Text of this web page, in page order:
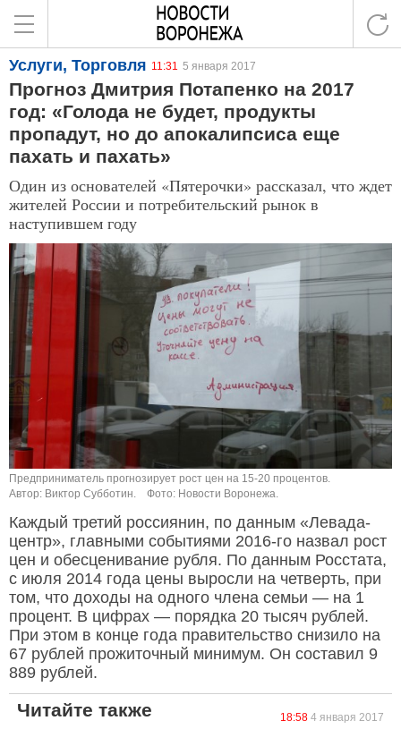
Услуги, Торговля 11:31 5 января 2017
Прогноз Дмитрия Потапенко на 2017
год: «Голода не будет, продукты
пропадут, но до апокалипсиса еще
пахать и пахать»
Один из основателей «Пятерочки» рассказал, что ждет
жителей России и потребительский рынок в
наступившем году
Предприниматель прогнозирует рост цен на 15-20 процентов.
Автор: Виктор Субботин.
Фото: Новости Воронежа.
Каждый третий россиянин, по данным «Левада-
центр», главными событиями 2016-го назвал рост
цен и обесценивание рубля. По данным Росстата,
с июля 2014 года цены выросли на четверть, при
том, что доходы на одного члена семьи — на 1
процент. В цифрах — порядка 20 тысяч рублей.
При этом в конце года правительство снизило на
67 рублей прожиточный минимум. Он составил 9
889 рублей.
Читайте также 18:58 4 января 2017